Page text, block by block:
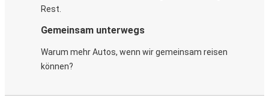
Rest.
Gemeinsam unterwegs
Warum mehr Autos, wenn wir gemeinsam reisen
können?